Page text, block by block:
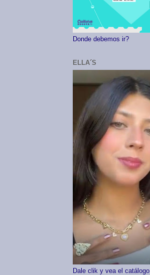
Donde debemos ir?
ELLA´S
Dale clik y vea el catálogo